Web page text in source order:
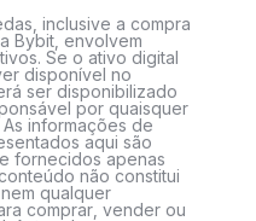
inclusive a compra
Bybit, envolvem
Se o ativo digital
disponível no
ser disponibilizado
por quaisquer
informações de
aqui são
fornecidos apenas
não constitui
qualquer
comprar, vender ou